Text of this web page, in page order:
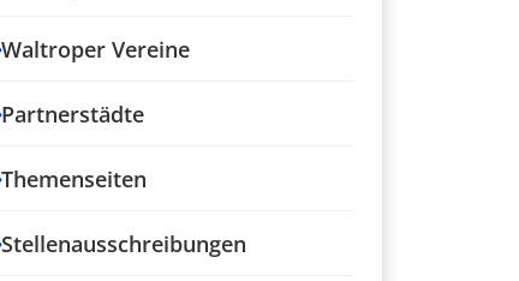
Waltroper Vereine
Partnerstädte
Themenseiten
Stellenausschreibungen